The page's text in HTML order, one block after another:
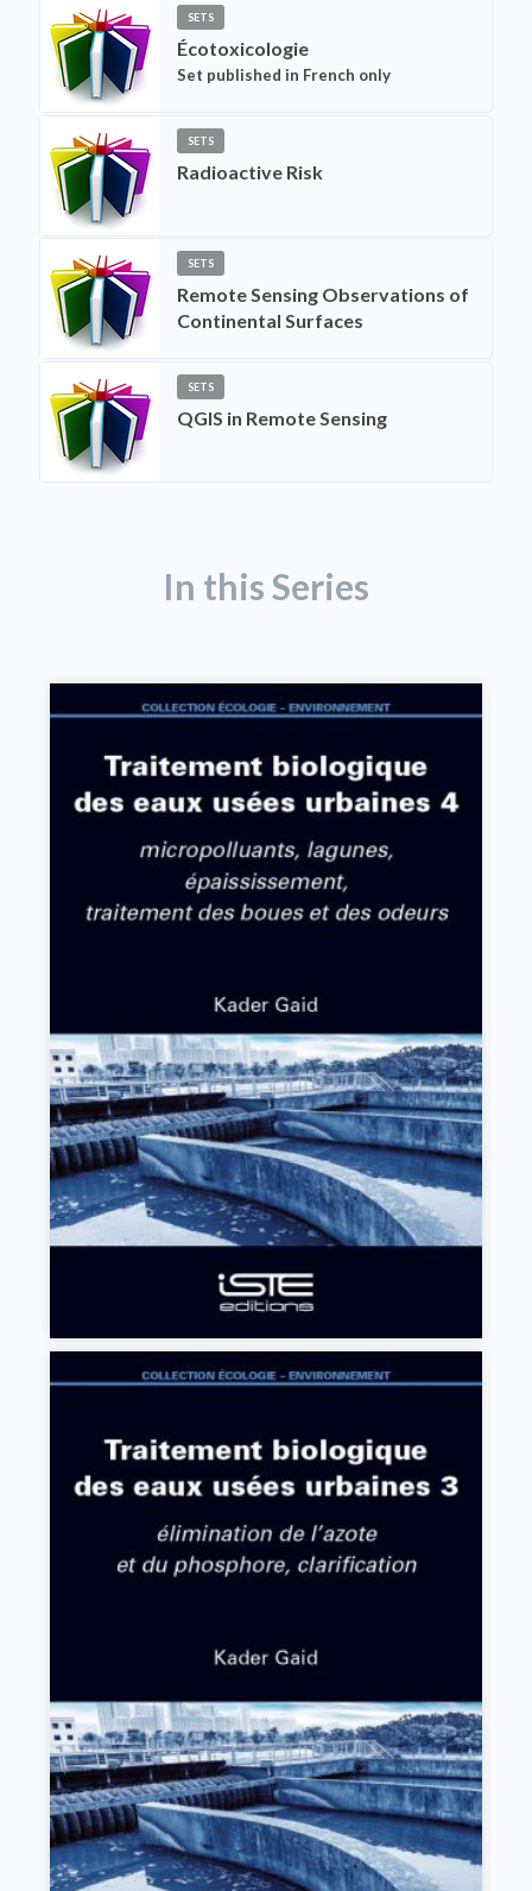
SETS
Écotoxicologie
Set published in French only
SETS
Radioactive Risk
SETS
Remote Sensing Observations of
Continental Surfaces
SETS
QGIS in Remote Sensing
In this Series
Kader Gaid
VIEW DETAILS
VIEW DETAILS